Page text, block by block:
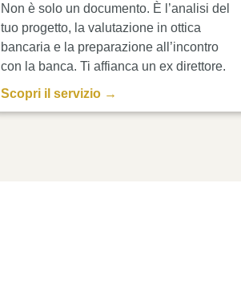
Non è solo un documento. È l’analisi del
tuo progetto, la valutazione in ottica
bancaria e la preparazione all’incontro
con la banca. Ti affianca un ex direttore.
Scopri il servizio →